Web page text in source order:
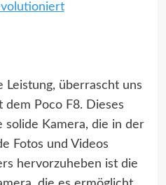
Leistung, überrascht uns
dem Poco F8. Dieses
Kamera, die in der
Fotos und Videos
hervorzuheben ist die